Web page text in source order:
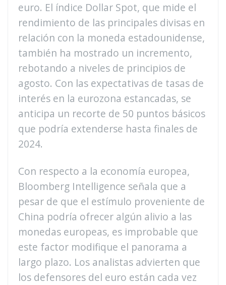
euro. El índice Dollar Spot, que mide el
rendimiento de las principales divisas en
relación con la moneda estadounidense,
también ha mostrado un incremento,
rebotando a niveles de principios de
agosto. Con las expectativas de tasas de
interés en la eurozona estancadas, se
anticipa un recorte de 50 puntos básicos
que podría extenderse hasta finales de
2024.
Con respecto a la economía europea,
Bloomberg Intelligence señala que a
pesar de que el estímulo proveniente de
China podría ofrecer algún alivio a las
monedas europeas, es improbable que
este factor modifique el panorama a
largo plazo. Los analistas advierten que
los defensores del euro están cada vez